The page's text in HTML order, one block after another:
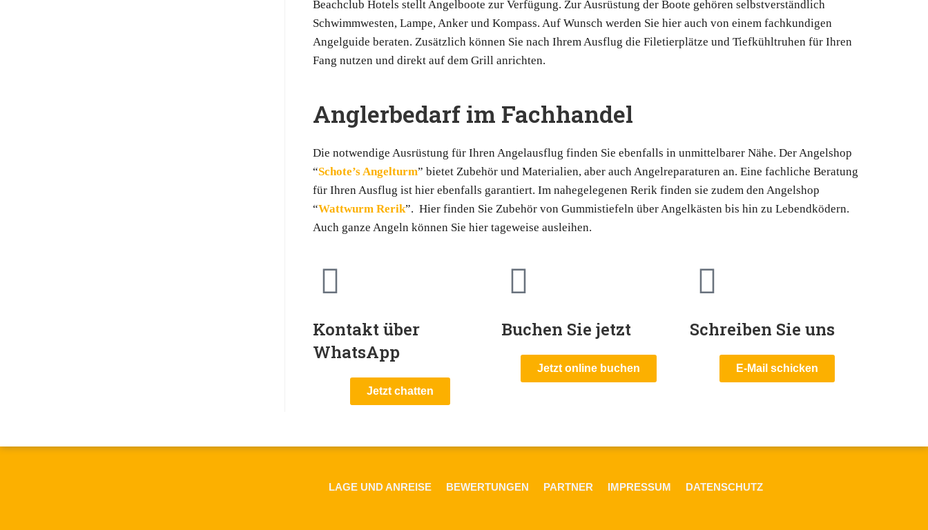
Beachclub Hotels stellt Angelboote zur Verfügung. Zur Ausrüstung der Boote gehören selbstverständlich
Schwimmwesten, Lampe, Anker und Kompass. Auf Wunsch werden Sie hier auch von einem fachkundigen
Angelguide beraten. Zusätzlich können Sie nach Ihrem Ausflug die Filetierplätze und Tiefkühltruhen für Ihren
Fang nutzen und direkt auf dem Grill anrichten.
Anglerbedarf im Fachhandel
Die notwendige Ausrüstung für Ihren Angelausflug finden Sie ebenfalls in unmittelbarer Nähe. Der Angelshop
“Schote’s Angelturm” bietet Zubehör und Materialien, aber auch Angelreparaturen an. Eine fachliche Beratung
für Ihren Ausflug ist hier ebenfalls garantiert. Im nahegelegenen Rerik finden sie zudem den Angelshop
“Wattwurm Rerik”. Hier finden Sie Zubehör von Gummistiefeln über Angelkästen bis hin zu Lebendködern.
Auch ganze Angeln können Sie hier tageweise ausleihen.
Kontakt über
WhatsApp
Jetzt chatten
Buchen Sie jetzt
Jetzt online buchen
Schreiben Sie uns
E-Mail schicken
LAGE UND ANREISE BEWERTUNGEN PARTNER IMPRESSUM DATENSCHUTZ